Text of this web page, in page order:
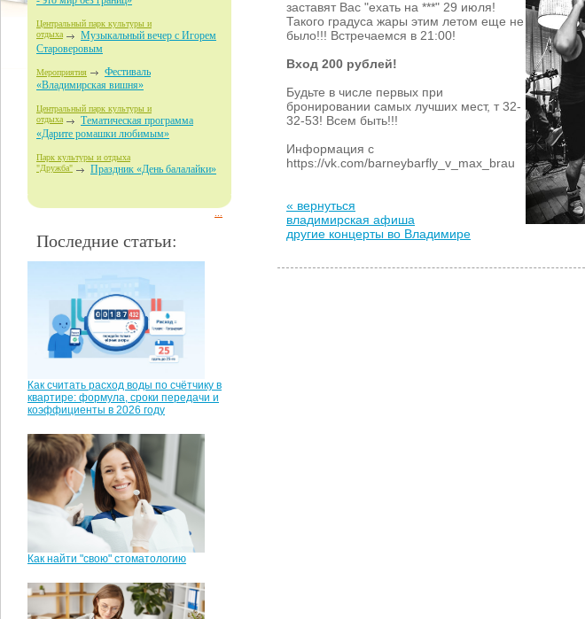
Центральный парк культуры и
отдыха
Музыкальный вечер с Игорем
Староверовым
Мероприятия
Фестиваль
«Владимирская вишня»
Центральный парк культуры и
отдыха
Тематическая программа
«Дарите ромашки любимым»
Парк культуры и отдыха
"Дружба" Праздник «День балалайки»
Последние статьи:
Как считать расход воды по счётчику в
квартире: формула, сроки передачи и
коэффициенты в 2026 году
Как найти "свою" стоматологию
заставят Вас "ехать на ***" 29 июля!
Такого градуса жары этим летом еще не
было!!! Встречаемся в 21:00!
Вход 200 рублей!
Будьте в числе первых при
бронировании самых лучших мест, т 32-
32-53! Всем быть!!!
Информация с
https://vk.com/barneybarfly_v_max_brau
« вернуться
владимирская афиша
другие концерты во Владимире